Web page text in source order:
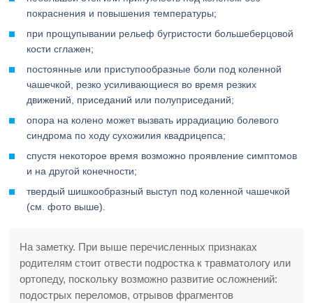
покраснения и повышения температуры;
при прощупывании рельеф бугристости большеберцовой
кости сглажен;
постоянные или приступообразные боли под коленной
чашечкой, резко усиливающиеся во время резких
движений, приседаний или полуприседаний;
опора на колено может вызвать иррадиацию болевого
синдрома по ходу сухожилия квадрицепса;
спустя некоторое время возможно проявление симптомов
и на другой конечности;
твердый шишкообразный выступ под коленной чашечкой
(см. фото выше).
На заметку. При выше перечисленных признаках
родителям стоит отвести подростка к травматологу или
ортопеду, поскольку возможно развитие осложнений:
подострых переломов, отрывов фрагментов